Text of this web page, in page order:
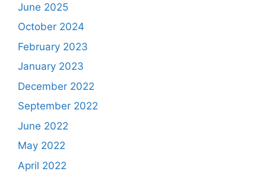
June 2025
October 2024
February 2023
January 2023
December 2022
September 2022
June 2022
May 2022
April 2022